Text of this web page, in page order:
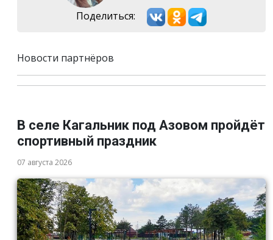
Поделиться:
Новости партнёров
В селе Кагальник под Азовом пройдёт
спортивный праздник
07 августа 2026